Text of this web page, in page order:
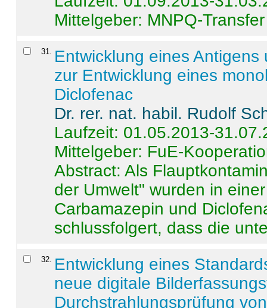
Mittelgeber: MNPQ-Transfer
31. Entwicklung eines
zur Entwicklung eines
Diclofenac
Dr. rer. nat. habil. Rudolf
Laufzeit: 01.05.2013-
Mittelgeber: FuE-
Abstract:Als
der Umwelt" wurden in
Carbamazepin und
schlussfolgert, dass die
32. Entwicklung eines
neue digitale
Durchstrahlungsprüfung